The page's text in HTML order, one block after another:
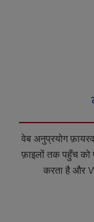
वेब अनुप्रयोग
फ़ाइलों तक पहुँच को
करता है और